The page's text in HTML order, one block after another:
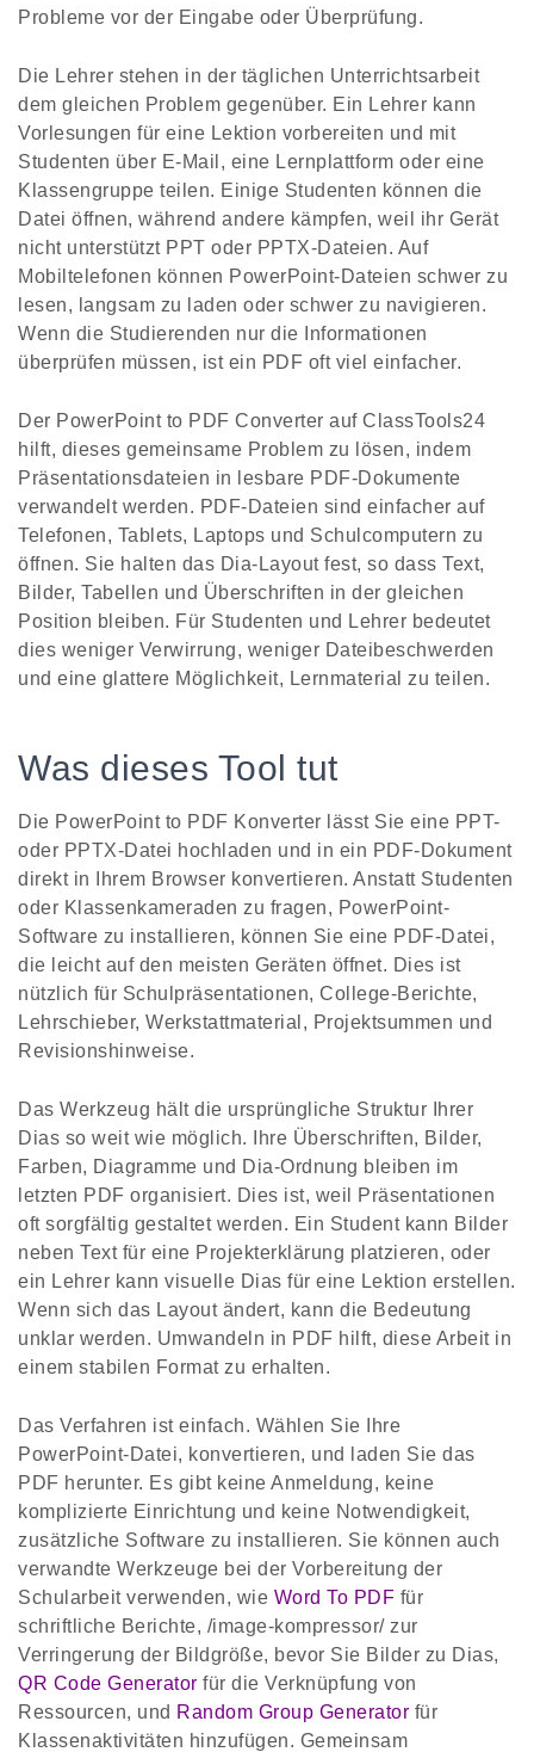
Probleme vor der Eingabe oder Überprüfung.
Die Lehrer stehen in der täglichen Unterrichtsarbeit
dem gleichen Problem gegenüber. Ein Lehrer kann
Vorlesungen für eine Lektion vorbereiten und mit
Studenten über E-Mail, eine Lernplattform oder eine
Klassengruppe teilen. Einige Studenten können die
Datei öffnen, während andere kämpfen, weil ihr Gerät
nicht unterstützt PPT oder PPTX-Dateien. Auf
Mobiltelefonen können PowerPoint-Dateien schwer zu
lesen, langsam zu laden oder schwer zu navigieren.
Wenn die Studierenden nur die Informationen
überprüfen müssen, ist ein PDF oft viel einfacher.
Der PowerPoint to PDF Converter auf ClassTools24
hilft, dieses gemeinsame Problem zu lösen, indem
Präsentationsdateien in lesbare PDF-Dokumente
verwandelt werden. PDF-Dateien sind einfacher auf
Telefonen, Tablets, Laptops und Schulcomputern zu
öffnen. Sie halten das Dia-Layout fest, so dass Text,
Bilder, Tabellen und Überschriften in der gleichen
Position bleiben. Für Studenten und Lehrer bedeutet
dies weniger Verwirrung, weniger Dateibeschwerden
und eine glattere Möglichkeit, Lernmaterial zu teilen.
Was dieses Tool tut
Die PowerPoint to PDF Konverter lässt Sie eine PPT-
oder PPTX-Datei hochladen und in ein PDF-Dokument
direkt in Ihrem Browser konvertieren. Anstatt Studenten
oder Klassenkameraden zu fragen, PowerPoint-
Software zu installieren, können Sie eine PDF-Datei,
die leicht auf den meisten Geräten öffnet. Dies ist
nützlich für Schulpräsentationen, College-Berichte,
Lehrschieber, Werkstattmaterial, Projektsummen und
Revisionshinweise.
Das Werkzeug hält die ursprüngliche Struktur Ihrer
Dias so weit wie möglich. Ihre Überschriften, Bilder,
Farben, Diagramme und Dia-Ordnung bleiben im
letzten PDF organisiert. Dies ist, weil Präsentationen
oft sorgfältig gestaltet werden. Ein Student kann Bilder
neben Text für eine Projekterklärung platzieren, oder
ein Lehrer kann visuelle Dias für eine Lektion erstellen.
Wenn sich das Layout ändert, kann die Bedeutung
unklar werden. Umwandeln in PDF hilft, diese Arbeit in
einem stabilen Format zu erhalten.
Das Verfahren ist einfach. Wählen Sie Ihre
PowerPoint-Datei, konvertieren, und laden Sie das
PDF herunter. Es gibt keine Anmeldung, keine
komplizierte Einrichtung und keine Notwendigkeit,
zusätzliche Software zu installieren. Sie können auch
verwandte Werkzeuge bei der Vorbereitung der
Schularbeit verwenden, wie Word To PDF für
schriftliche Berichte, /image-kompressor/ zur
Verringerung der Bildgröße, bevor Sie Bilder zu Dias,
QR Code Generator für die Verknüpfung von
Ressourcen, und Random Group Generator für
Klassenaktivitäten hinzufügen. Gemeinsam